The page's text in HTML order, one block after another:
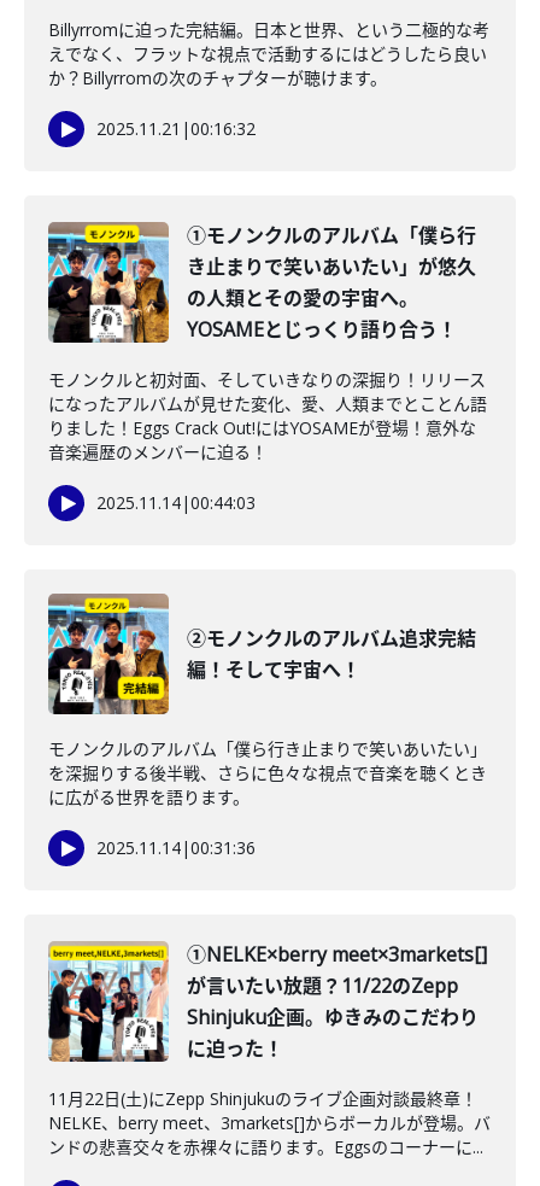
Billyrromに迫った完結編。日本と世界、という二極的な考
えでなく、フラットな視点で活動するにはどうしたら良い
か？Billyrromの次のチャプターが聴けます。
2025.11.21 |00:16:32
①モノンクルのアルバム「僕ら行
き止まりで笑いあいたい」が悠久
の人類とその愛の宇宙へ。
YOSAMEとじっくり語り合う！
モノンクルと初対面、そしていきなりの深掘り！リリース
になったアルバムが見せた変化、愛、人類までとことん語
りました！Eggs Crack Out!にはYOSAMEが登場！意外な
音楽遍歴のメンバーに迫る！
2025.11.14|00:44:03
②モノンクルのアルバム追求完結
編！そして宇宙へ！
モノンクルのアルバム「僕ら行き止まりで笑いあいたい」
を深掘りする後半戦、さらに色々な視点で音楽を聴くとき
に広がる世界を語ります。
2025.11.14|00:31:36
①NELKE×berry meet×3markets[]
が言いたい放題？11/22のZepp
Shinjuku企画。ゆきみのこだわり
に迫った！
11月22日(土)にZepp Shinjukuのライブ企画対談最終章！
NELKE、berry meet、3markets[]からボーカルが登場。バ
ンドの悲喜交々を赤裸々に語ります。Eggsのコーナーに...